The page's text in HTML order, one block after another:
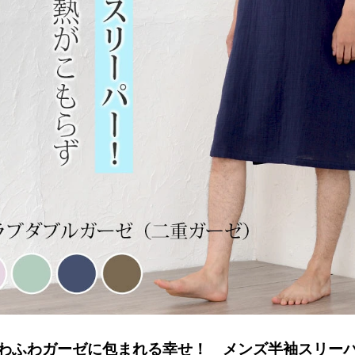
ふわガーゼに包まれる幸せ！ メンズ半袖スリー